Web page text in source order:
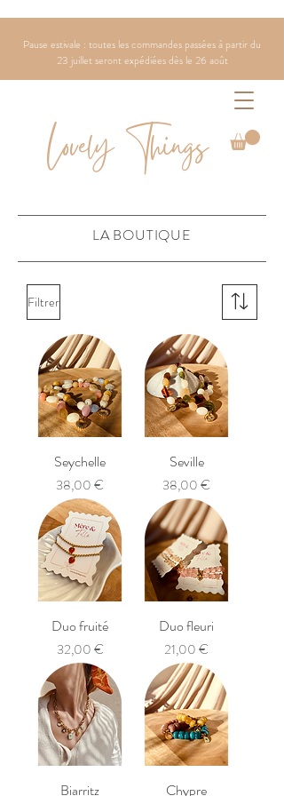
Lovely Things
Pause estivale : toutes les commandes passées à partir du
23 juillet seront expédiées dès le 26 août
LA BOUTIQUE
Filtrer
Seychelle
Prix
38,00 €
Seville
Prix
38,00 €
Duo fruité
Prix
32,00 €
Duo fleuri
Prix
21,00 €
Biarritz Chypre